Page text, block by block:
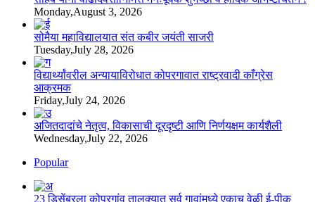
Monday,August 3, 2026
सोमैया महाविद्यालयात संत कबीर जयंती साजरी
Tuesday,July 28, 2026
विद्यार्थ्यांवरील अन्यायाविरोधात कोपरगावात राष्ट्रवादी काँग्रेस
आक्रमक
Friday,July 24, 2026
अजितदादांचे नेतृत्व, विकासाची दूरदृष्टी आणि निर्णयक्षम कार्यशैली
Wednesday,July 22, 2026
Popular
23 डिसेंबरला कोपरगांव तालुक्‍यात सर्व गावांमध्ये एकाच वेळी ई-पीक